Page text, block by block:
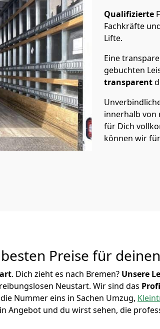
Qualifizierte
Fachkräfte
Lifte.
Eine
gebuchten
transparent
innerhalb von
für Dich
können wir
Preise für
. Dich zieht es nach Bremen? Unsere
Neustart. Wir sind das
Nummer eins in Sachen Umzug,
Angebot und du wirst sehen, die